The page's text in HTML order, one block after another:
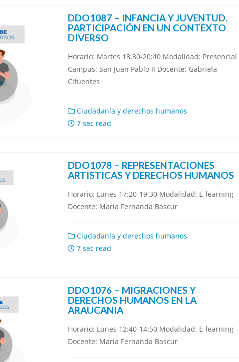
DDO1087 – INFANCIA Y JUVENTUD.
PARTICIPACIÓN EN UN CONTEXTO
DIVERSO
Horario: Martes 18.30-20:40 Modalidad: Presencial
Campus: San Juan Pablo II Docente: Gabriela
Cifuentes
Ciudadanía y derechos humanos
7 sec read
DDO1078 – REPRESENTACIONES
ARTISTICAS Y DERECHOS HUMANOS
Horario: Lunes 17:20-19:30 Modalidad: E-learning
Docente: María Fernanda Bascur
Ciudadanía y derechos humanos
7 sec read
DDO1076 – MIGRACIONES Y
DERECHOS HUMANOS EN LA
ARAUCANIA
Horario: Lunes 12:40-14:50 Modalidad: E-learning
Docente: María Fernanda Bascur